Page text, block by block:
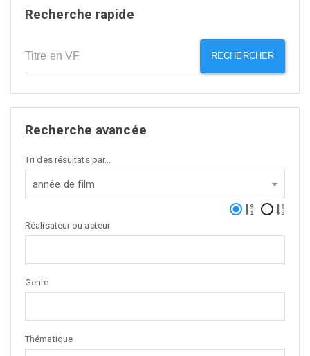
Recherche rapide
RECHERCHER
Recherche avancée
Tri des résultats par...
année de film
Réalisateur ou acteur
Genre
Thématique